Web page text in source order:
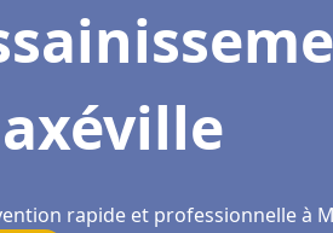
rapide et professionnelle à